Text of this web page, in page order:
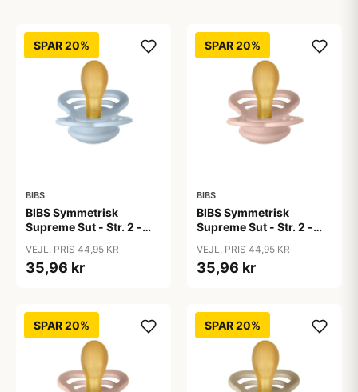
SPAR 20%
BIBS
BIBS Symmetrisk
Supreme Sut - Str. 2 -
VEJL. PRIS 44,95 KR
35,96 kr
SPAR 20%
BIBS
BIBS Symmetrisk
Supreme Sut - Str. 2 -
VEJL. PRIS 44,95 KR
35,96 kr
SPAR 20% SPAR 20%